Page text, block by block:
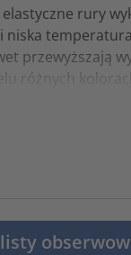
rury
niska
przewyższają
różnych